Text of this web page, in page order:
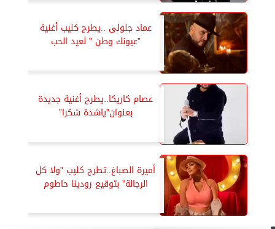
عماد جلولى ..يطرح كليب أغنية
”عيونك وطن ” لعيد الحب
عصام كاريكا..يطرح أغنية جديدة
بعنوان”ياشدة شكرا”
أميرة الصباغ..تطرح كليب ”ولا كل
الرجالة” بتوقيع رودينا حاطوم